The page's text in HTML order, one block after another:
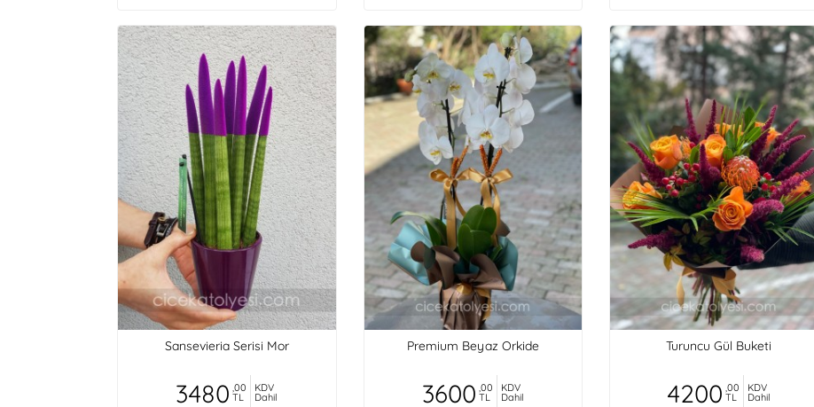
Sansevieria Serisi Mor
3480 ,00
TL
KDV
Dahil
Premium Beyaz Orkide
3600 ,00
TL
KDV
Dahil
Turuncu Gül Buketi
4200 ,00
TL
KDV
Dahil